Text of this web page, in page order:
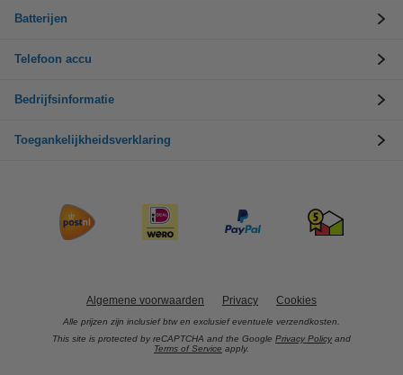
Batterijen
Telefoon accu
Bedrijfsinformatie
Toegankelijkheidsverklaring
Algemene voorwaarden Privacy Cookies
Alle prijzen zijn inclusief btw en exclusief eventuele verzendkosten.
This site is protected by reCAPTCHA and the Google Privacy Policy and
Terms of Service apply.